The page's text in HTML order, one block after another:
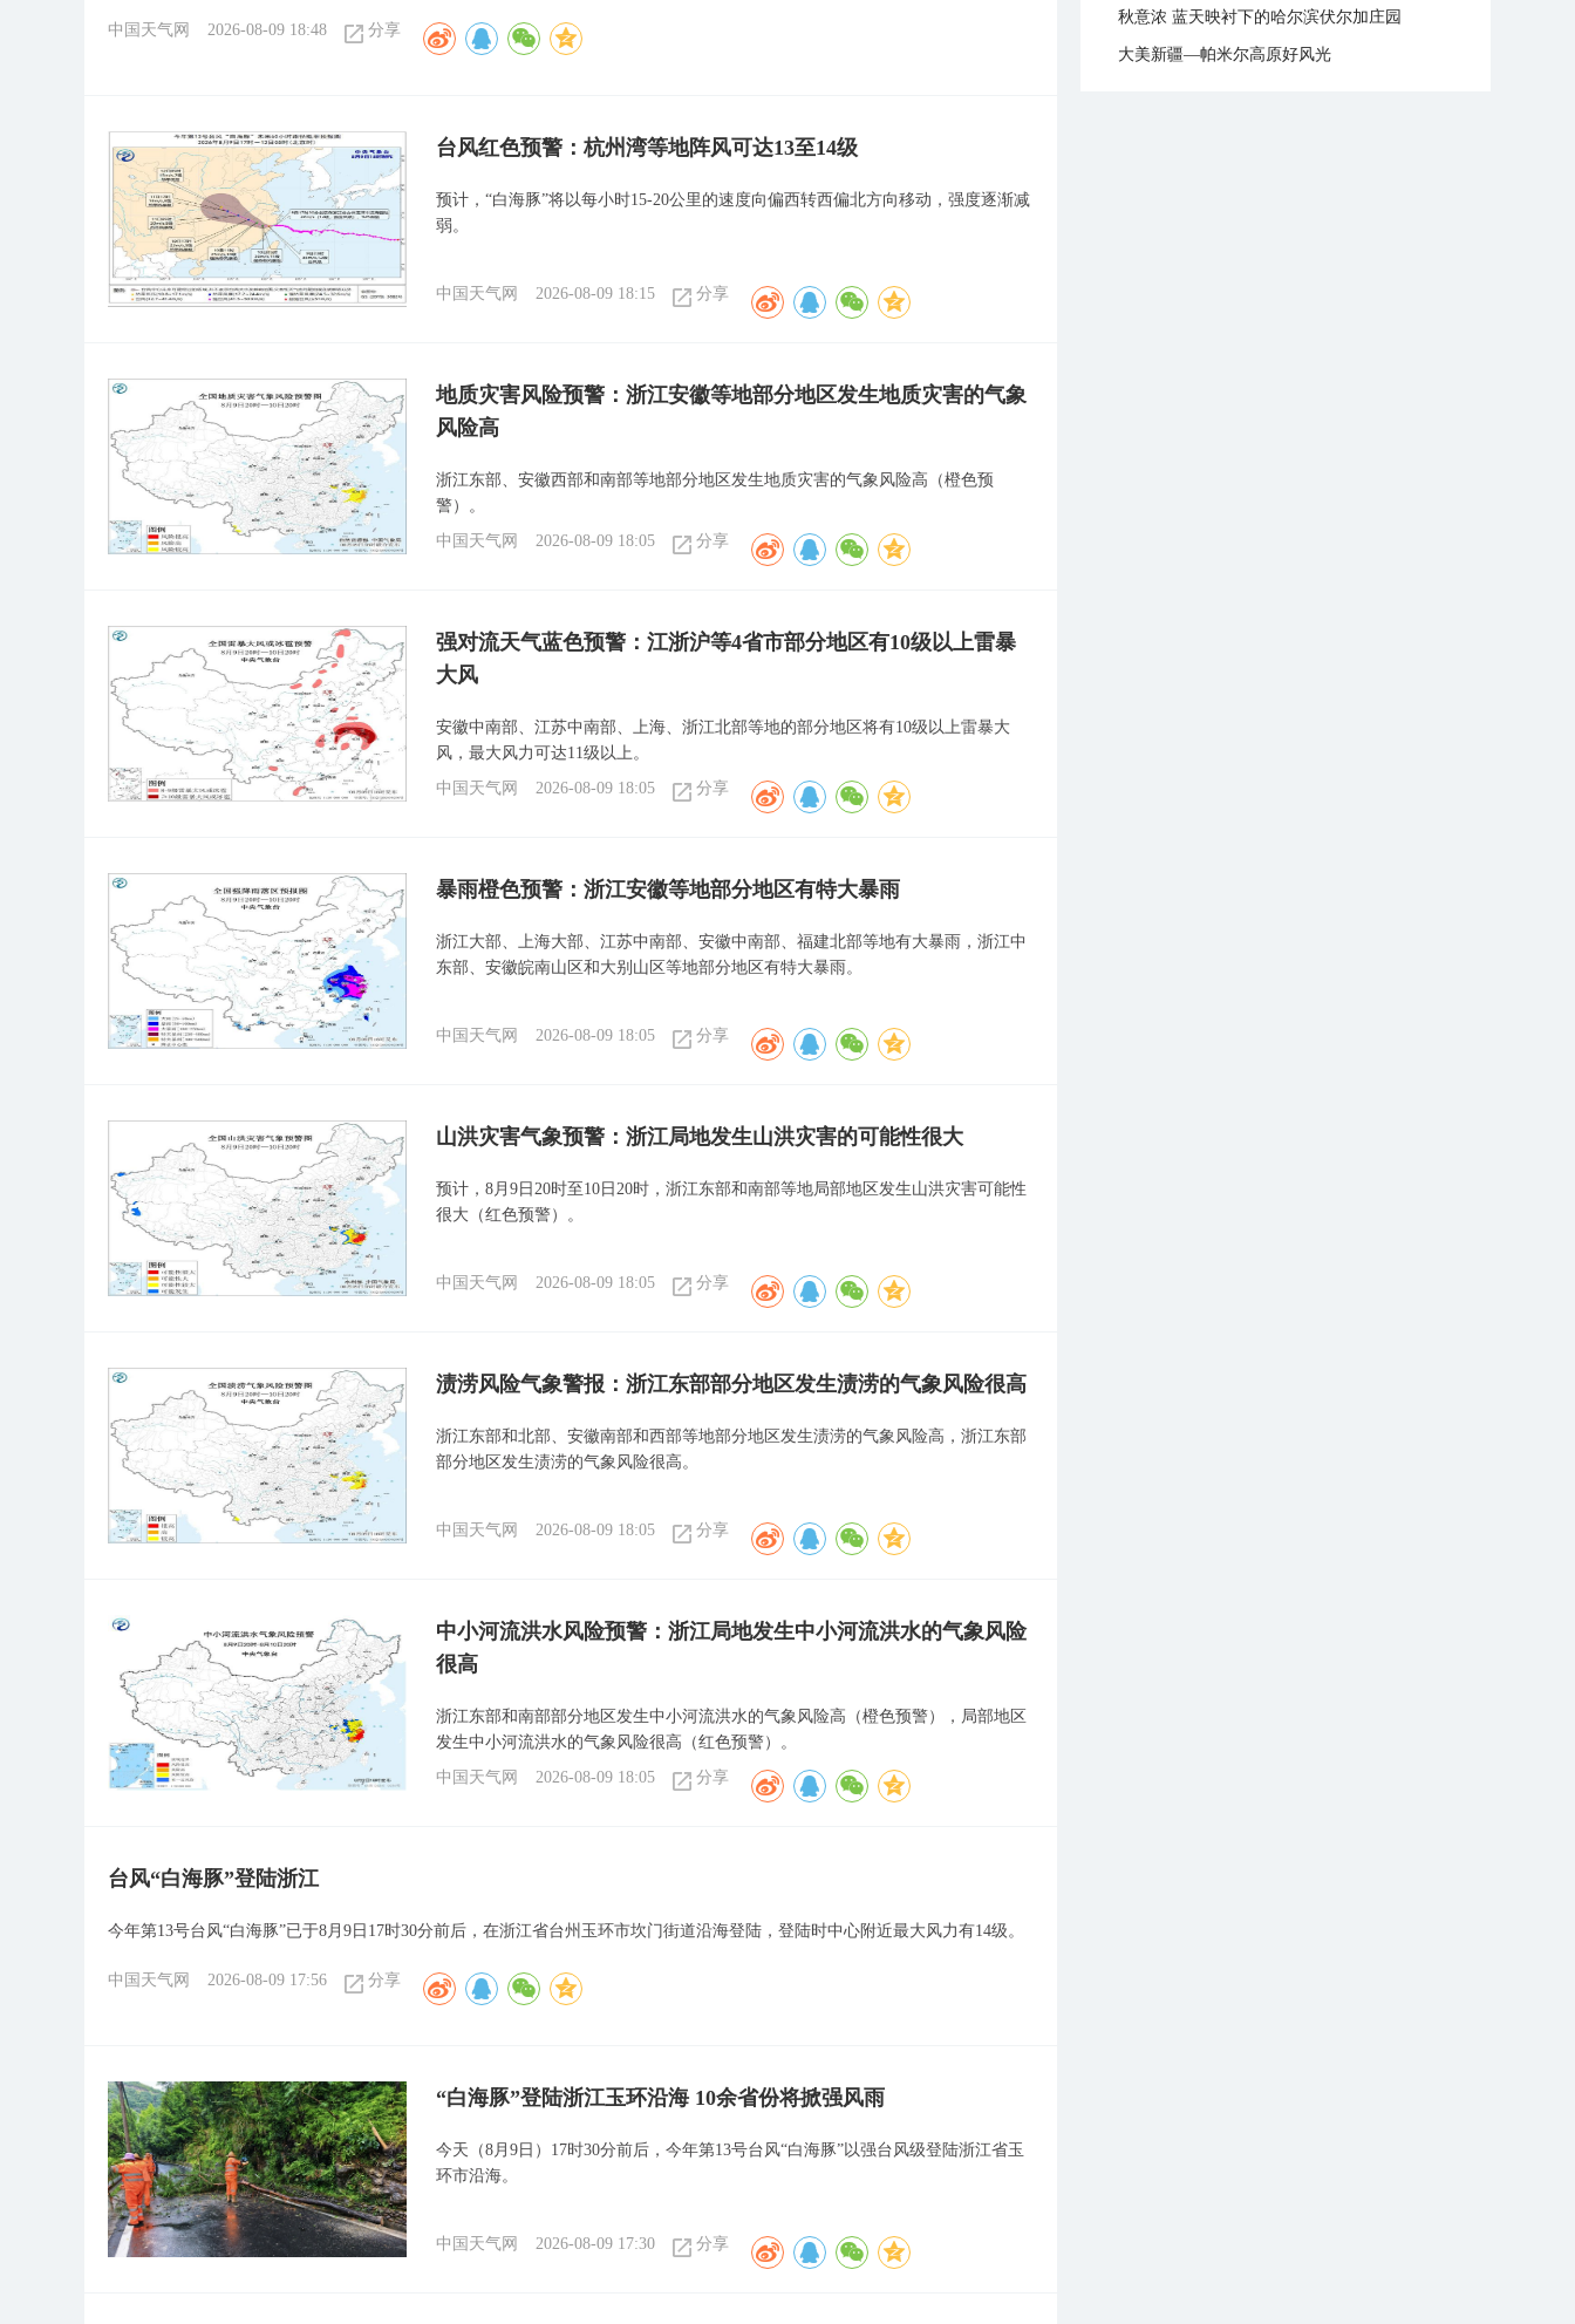
中国天气网 2026-08-09 18:48 分享
​台风红色预警：杭州湾等地阵风可达13至14级
预计，“白海豚”将以每小时15-20公里的速度向偏西转西偏北方向移动，强度逐渐减
弱。
中国天气网 2026-08-09 18:15 分享
地质灾害风险预警：浙江安徽等地部分地区发生地质灾害的气象
风险高
浙江东部、安徽西部和南部等地部分地区发生地质灾害的气象风险高（橙色预
警）。
中国天气网
2026-08-09 18:05 分享
强对流天气蓝色预警：江浙沪等4省市部分地区有10级以上雷暴
大风
安徽中南部、江苏中南部、上海、浙江北部等地的部分地区将有10级以上雷暴大
风，最大风力可达11级以上。
中国天气网
2026-08-09 18:05 分享
暴雨橙色预警：浙江安徽等地部分地区有特大暴雨
浙江大部、上海大部、江苏中南部、安徽中南部、福建北部等地有大暴雨，浙江中
东部、安徽皖南山区和大别山区等地部分地区有特大暴雨。
中国天气网 2026-08-09 18:05 分享
山洪灾害气象预警：浙江局地发生山洪灾害的可能性很大
预计，8月9日20时至10日20时，浙江东部和南部等地局部地区发生山洪灾害可能性
很大（红色预警）。
中国天气网 2026-08-09 18:05 分享
渍涝风险气象警报：浙江东部部分地区发生渍涝的气象风险很高
浙江东部和北部、安徽南部和西部等地部分地区发生渍涝的气象风险高，浙江东部
部分地区发生渍涝的气象风险很高。
中国天气网 2026-08-09 18:05 分享
中小河流洪水风险预警：浙江局地发生中小河流洪水的气象风险
很高
浙江东部和南部部分地区发生中小河流洪水的气象风险高（橙色预警），局部地区
发生中小河流洪水的气象风险很高（红色预警）。
中国天气网
2026-08-09 18:05 分享
台风“白海豚”登陆浙江
今年第13号台风“白海豚”已于8月9日17时30分前后，在浙江省台州玉环市坎门街道沿海登陆，登陆时中心附近最大风力有14级。
中国天气网 2026-08-09 17:56 分享
“白海豚”登陆浙江玉环沿海 10余省份将掀强风雨
今天（8月9日）17时30分前后，今年第13号台风“白海豚”以强台风级登陆浙江省玉
环市沿海。
中国天气网 2026-08-09 17:30 分享
秋意浓 蓝天映衬下的哈尔滨伏尔加庄园
大美新疆—帕米尔高原好风光